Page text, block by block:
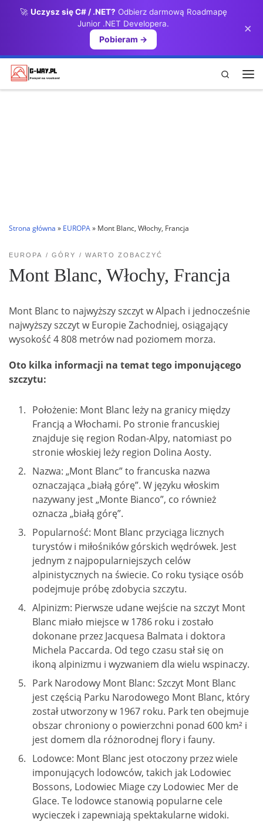
🚀 Uczysz się C# / .NET? Odbierz darmową Roadmapę
Junior .NET Developera.
Pobieram →
×
Przejdź do treści
Search
Strona główna » EUROPA» Mont Blanc, Włochy, Francja
EUROPA GÓRY WARTO ZOBACZYĆ
Mont Blanc, Włochy, Francja
Mont Blanc to najwyższy szczyt w Alpach i jednocześnie
najwyższy szczyt w Europie Zachodniej, osiągający
wysokość 4 808 metrów nad poziomem morza.
Oto kilka informacji na temat tego imponującego
szczytu:
Położenie: Mont Blanc leży na granicy między
Francją a Włochami. Po stronie francuskiej
znajduje się region Rodan-Alpy, natomiast po
stronie włoskiej leży region Dolina Aosty.
Nazwa: „Mont Blanc” to francuska nazwa
oznaczająca „białą górę”. W języku włoskim
nazywany jest „Monte Bianco”, co również
oznacza „białą górę”.
Popularność: Mont Blanc przyciąga licznych
turystów i miłośników górskich wędrówek. Jest
jednym z najpopularniejszych celów
alpinistycznych na świecie. Co roku tysiące osób
podejmuje próbę zdobycia szczytu.
Alpinizm: Pierwsze udane wejście na szczyt Mont
Blanc miało miejsce w 1786 roku i zostało
dokonane przez Jacquesa Balmata i doktora
Michela Paccarda. Od tego czasu stał się on
ikoną alpinizmu i wyzwaniem dla wielu wspinaczy.
Park Narodowy Mont Blanc: Szczyt Mont Blanc
jest częścią Parku Narodowego Mont Blanc, który
został utworzony w 1967 roku. Park ten obejmuje
obszar chroniony o powierzchni ponad 600 km² i
jest domem dla różnorodnej flory i fauny.
Lodowce: Mont Blanc jest otoczony przez wiele
imponujących lodowców, takich jak Lodowiec
Bossons, Lodowiec Miage czy Lodowiec Mer de
Glace. Te lodowce stanowią popularne cele
wycieczek i zapewniają spektakularne widoki.